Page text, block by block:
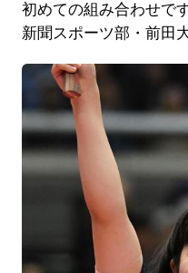
初めての組み合わせで
新聞スポーツ部・前田大